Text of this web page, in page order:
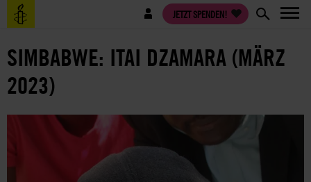
Direkt
zum
Benutzermenü JETZT SPENDEN!
SIMBABWE: ITAI DZAMARA (MÄRZ
2023)